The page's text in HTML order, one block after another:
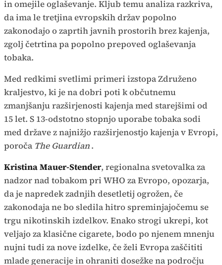
in omejile oglaševanje. Kljub temu analiza razkriva,
da ima le tretjina evropskih držav popolno
zakonodajo o zaprtih javnih prostorih brez kajenja,
zgolj četrtina pa popolno prepoved oglaševanja
tobaka.
Med redkimi svetlimi primeri izstopa Združeno
kraljestvo, ki je na dobri poti k občutnemu
zmanjšanju razširjenosti kajenja med starejšimi od
15 let. S 13-odstotno stopnjo uporabe tobaka sodi
med države z najnižjo razširjenostjo kajenja v Evropi,
poroča The Guardian.
Kristina Mauer-Stender, regionalna svetovalka za
nadzor nad tobakom pri WHO za Evropo, opozarja,
da je napredek zadnjih desetletij ogrožen, če
zakonodaja ne bo sledila hitro spreminjajočemu se
trgu nikotinskih izdelkov. Enako strogi ukrepi, kot
veljajo za klasične cigarete, bodo po njenem mnenju
nujni tudi za nove izdelke, če želi Evropa zaščititi
mlade generacije in ohraniti dosežke na področju